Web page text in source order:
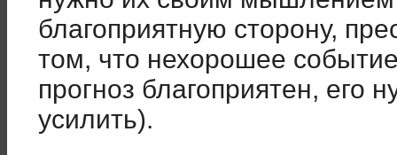
благоприятную сторону,
том, что нехорошее
прогноз благоприятен,
усилить).